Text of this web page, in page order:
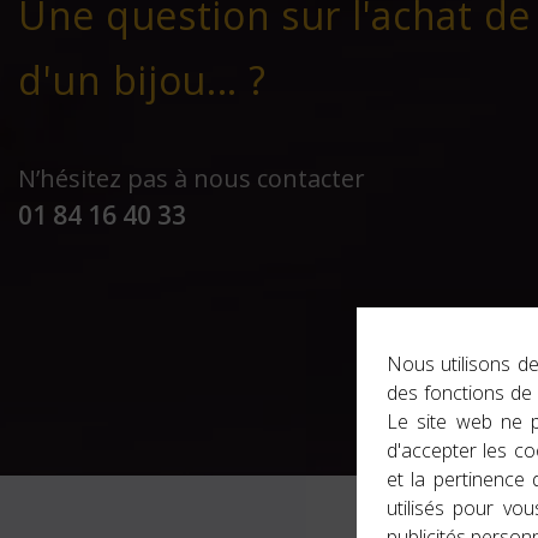
Une question sur l'achat
d'un bijou... ?
N’hésitez pas à nous contacter
01 84 16 40 33
Nous utilisons
des fonctions de
Le site web ne
d'accepter les
et la pertinence
utilisés pour